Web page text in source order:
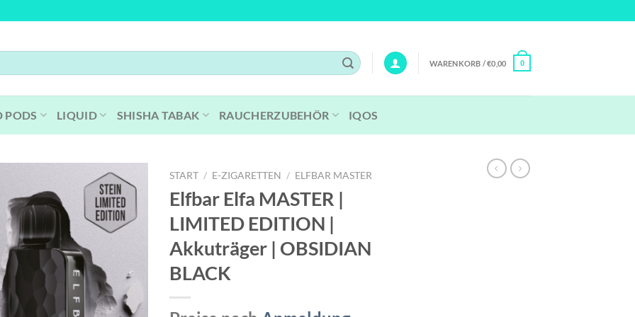
WARENKORB /€0,00 0
PODS LIQUID SHISHA TABAK RAUCHERZUBEHÖR IQOS
START / E-ZIGARETTEN / ELFBAR MASTER
Elfbar Elfa MASTER |
LIMITED EDITION |
Akkuträger | OBSIDIAN
BLACK